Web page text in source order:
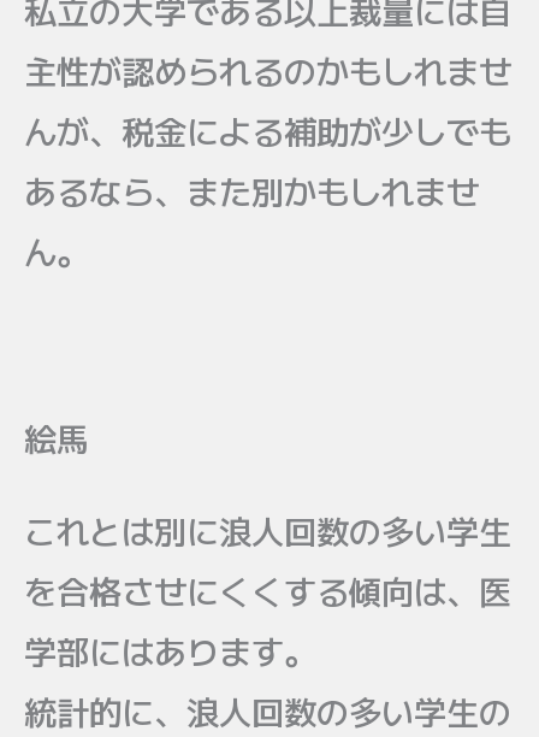
私立の大学である以上裁量には自
主性が認められるのかもしれませ
んが、税金による補助が少しでも
あるなら、また別かもしれませ
ん。
絵馬
これとは別に浪人回数の多い学生
を合格させにくくする傾向は、医
学部にはあります。
統計的に、浪人回数の多い学生の